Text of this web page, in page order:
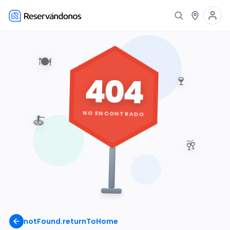
notFound.returnToHome
🍽️
🍷
🥂
🍝
404
NO ENCONTRADO